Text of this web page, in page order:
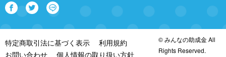
特定商取引法に基づく表示
利用規約
お問い合わせ
個人情報の取り扱い方針
© みんなの助成金 All
Rights Reserved.